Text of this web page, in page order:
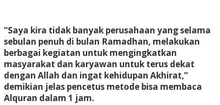
“Saya kira tidak banyak perusahaan yang selama
sebulan penuh di bulan Ramadhan, melakukan
berbagai kegiatan untuk mengingkatkan
masyarakat dan karyawan untuk terus dekat
dengan Allah dan ingat kehidupan Akhirat,”
demikian jelas pencetus metode bisa membaca
Alquran dalam 1 jam.